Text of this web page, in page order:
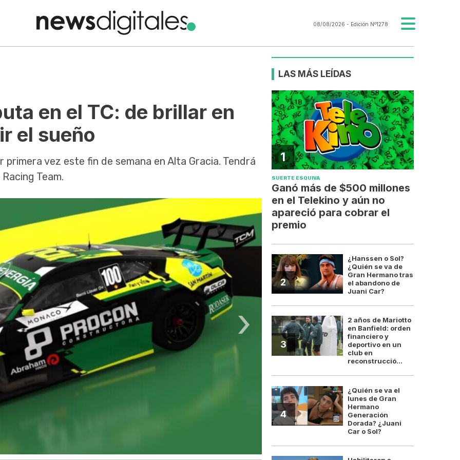
08/08/2026 - Edición Nº1278
en el TC: de brillar en
el sueño
vez este fin de semana en Alta Gracia. Tendrá
Team.
›
LAS MÁS LEÍDAS
1
SUERTE ESQUIVA
Ganó más de $500 millones
en el Telekino y aún no
apareció para cobrar el
premio
2
¿Hanssen o Sol?
¿Quién se va de
Gran Hermano tras
el abandono de
Juani Car?
3
2 años de Mariotto
en Banfield: orden
financiero y
deportivo en un
club en
reconstrucció...
4
¿Quién se va el
lunes de Gran
Hermano
Generación
Dorada? ¿Juani
Car o Sol?